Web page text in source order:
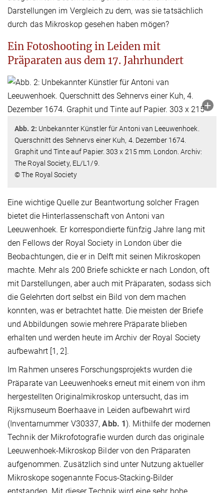
Darstellungen im Vergleich zu dem, was sie tatsächlich
durch das Mikroskop gesehen haben mögen?
Ein Fotoshooting in Leiden mit
Präparaten aus dem 17. Jahrhundert
Abb. 2: Unbekannter Künstler für Antoni van Leeuwenhoek.
Querschnitt des Sehnervs einer Kuh, 4. Dezember 1674.
Graphit und Tinte auf Papier. 303 x 215 mm. London. Archiv:
The Royal Society, EL/L1/9.
© The Royal Society
Eine wichtige Quelle zur Beantwortung solcher Fragen
bietet die Hinterlassenschaft von Antoni van
Leeuwenhoek. Er korrespondierte fünfzig Jahre lang mit
den Fellows der Royal Society in London über die
Beobachtungen, die er in Delft mit seinen Mikroskopen
machte. Mehr als 200 Briefe schickte er nach London, oft
mit Darstellungen, aber auch mit Präparaten, sodass sich
die Gelehrten dort selbst ein Bild von dem machen
konnten, was er betrachtet hatte. Die meisten der Briefe
und Abbildungen sowie mehrere Präparate blieben
erhalten und werden heute im Archiv der Royal Society
aufbewahrt [1, 2].
Im Rahmen unseres Forschungsprojekts wurden die
Präparate van Leeuwenhoeks erneut mit einem von ihm
hergestellten Originalmikroskop untersucht, das im
Rijksmuseum Boerhaave in Leiden aufbewahrt wird
(Inventarnummer V30337,Abb. 1 ). Mithilfe der modernen
Technik der Mikrofotografie wurden durch das originale
Leeuwenhoek-Mikroskop Bilder von den Präparaten
aufgenommen. Zusätzlich sind unter Nutzung aktueller
Mikroskope sogenannte Focus-Stacking-Bilder